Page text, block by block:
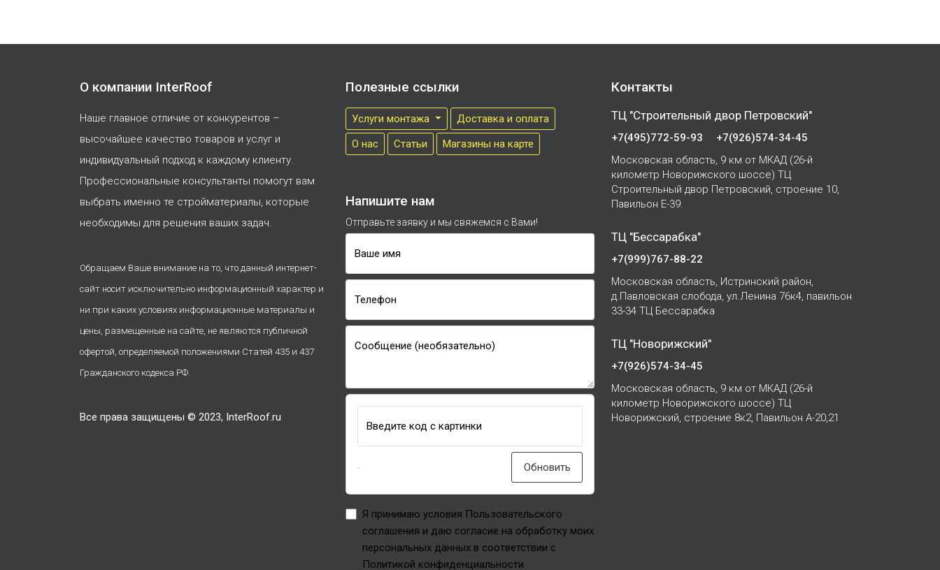
О компании InterRoof
Наше главное отличие от конкурентов –
высочайшее качество товаров и услуг и
индивидуальный подход к каждому клиенту.
Профессиональные консультанты помогут вам
выбрать именно те стройматериалы, которые
необходимы для решения ваших задач.
Обращаем Ваше внимание на то, что данный интернет-
сайт носит исключительно информационный характер и
ни при каких условиях информационные материалы и
цены, размещенные на сайте, не являются публичной
офертой, определяемой положениями Статей 435 и 437
Гражданского кодекса РФ.
Все права защищены © 2023, InterRoof.ru
Полезные ссылки
Услуги монтажа
Доставка и оплата
О нас
Cтатьи Магазины на карте
Напишите нам
Отправьте заявку и мы свяжемся с Вами!
Ваше имя
Телефон
Сообщение (необязательно)
Введите код с картинки
Обновить
Я принимаю условия Пользовательского
соглашения и даю согласие на обработку моих
персональных данных в соответствии с
Политикой конфиденциальности
Контакты
ТЦ "Строительный двор Петровский"
+7(495)772-59-93
+7(926)574-34-45
Московская область, 9 км от МКАД (26-й
километр Новорижского шоссе) ТЦ
Строительный двор Петровский, строение 10,
Павильон Е-39.
ТЦ "Бессарабка"
+7(999)767-88-22
Московская область, Истринский район,
д.Павловская слобода, ул.Ленина 76к4, павильон
33-34 ТЦ Бессарабка
ТЦ "Новорижский"
+7(926)574-34-45
Московская область, 9 км от МКАД (26-й
километр Новорижского шоссе) ТЦ
Новорижский, строение 8к2, Павильон А-20,21